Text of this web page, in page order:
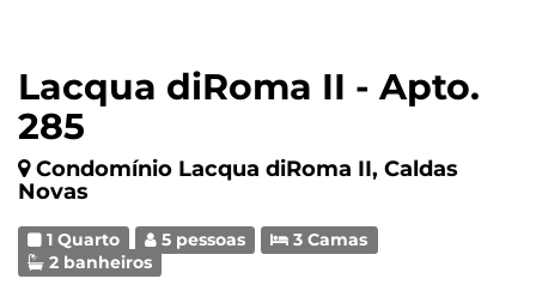
Lacqua diRoma II - Apto.
285
Condomínio Lacqua diRoma II, Caldas
Novas
1 Quarto 5 pessoas
3 Camas
2 banheiros